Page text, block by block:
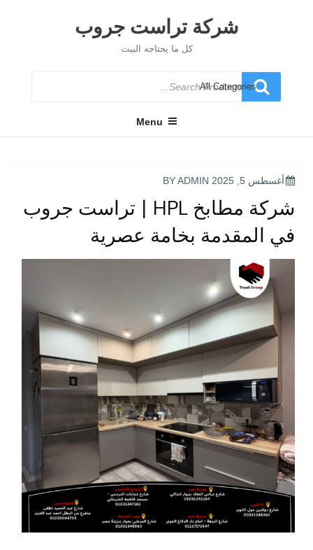
شركة تراست جروب
كل ما يحتاجه البيت
Search
for
Menu
POSTED
أغسطس 5, 2025 ADMIN
شركة مطابخ HPL | تراست جروب
في المقدمة بخامة عصرية